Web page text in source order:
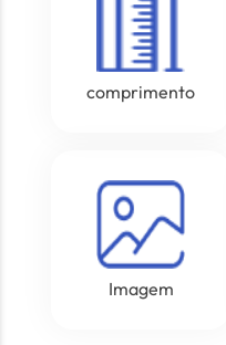
comprimento
Imagem